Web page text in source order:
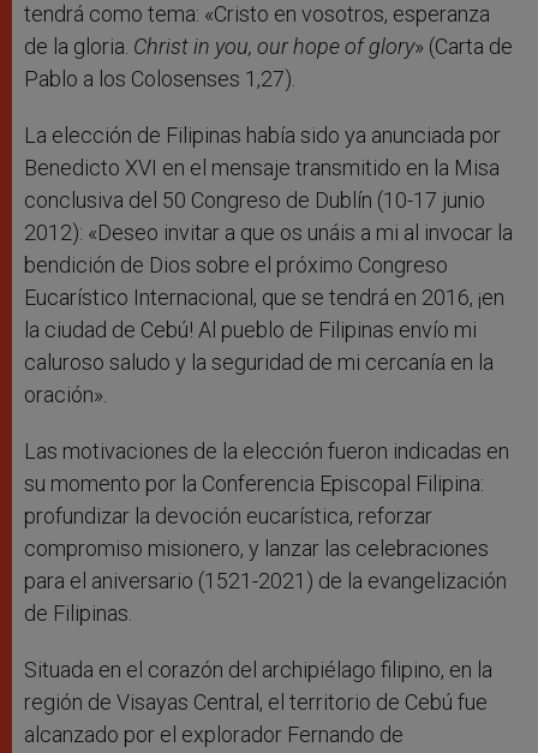
tendrá como tema: «Cristo en vosotros, esperanza
de la gloria. Christ in you, our hope of glory» (Carta de
Pablo a los Colosenses 1,27).
La elección de Filipinas había sido ya anunciada por
Benedicto XVI en el mensaje transmitido en la Misa
conclusiva del 50 Congreso de Dublín (10-17 junio
2012): «Deseo invitar a que os unáis a mi al invocar la
bendición de Dios sobre el próximo Congreso
Eucarístico Internacional, que se tendrá en 2016, ¡en
la ciudad de Cebú! Al pueblo de Filipinas envío mi
caluroso saludo y la seguridad de mi cercanía en la
oración».
Las motivaciones de la elección fueron indicadas en
su momento por la Conferencia Episcopal Filipina:
profundizar la devoción eucarística, reforzar
compromiso misionero, y lanzar las celebraciones
para el aniversario (1521-2021) de la evangelización
de Filipinas.
Situada en el corazón del archipiélago filipino, en la
región de Visayas Central, el territorio de Cebú fue
alcanzado por el explorador Fernando de